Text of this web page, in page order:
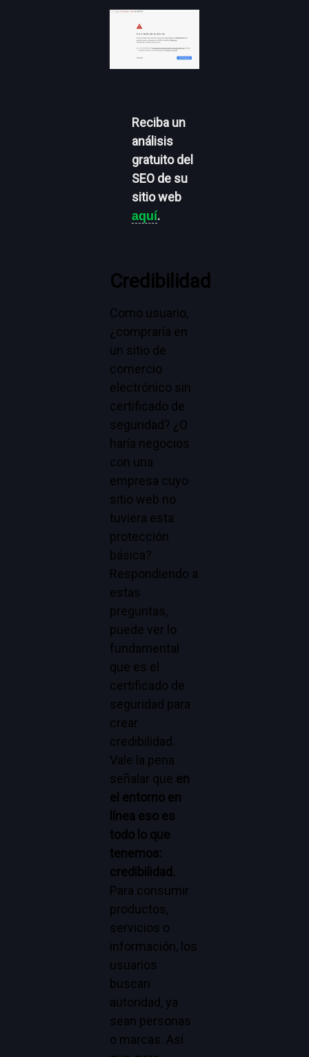
Reciba un
análisis
gratuito del
SEO de su
sitio web
aquí.
Credibilidad
Como usuario,
¿compraría en
un sitio de
comercio
electrónico sin
certificado de
seguridad? ¿O
haría negocios
con una
empresa cuyo
sitio web no
tuviera esta
protección
básica?
Respondiendo a
estas
preguntas,
puede ver lo
fundamental
que es el
certificado de
seguridad para
crear
credibilidad.
Vale la pena
señalar que en
el entorno en
línea eso es
todo lo que
tenemos:
credibilidad.
Para consumir
productos,
servicios o
información, los
usuarios
buscan
autoridad, ya
sean personas
o marcas. Así